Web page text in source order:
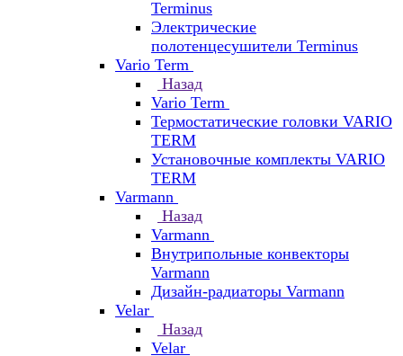
Terminus
Электрические
полотенцесушители Terminus
Vario Term
Назад
Vario Term
Термостатические головки VARIO
TERM
Установочные комплекты VARIO
TERM
Varmann
Назад
Varmann
Внутрипольные конвекторы
Varmann
Дизайн-радиаторы Varmann
Velar
Назад
Velar